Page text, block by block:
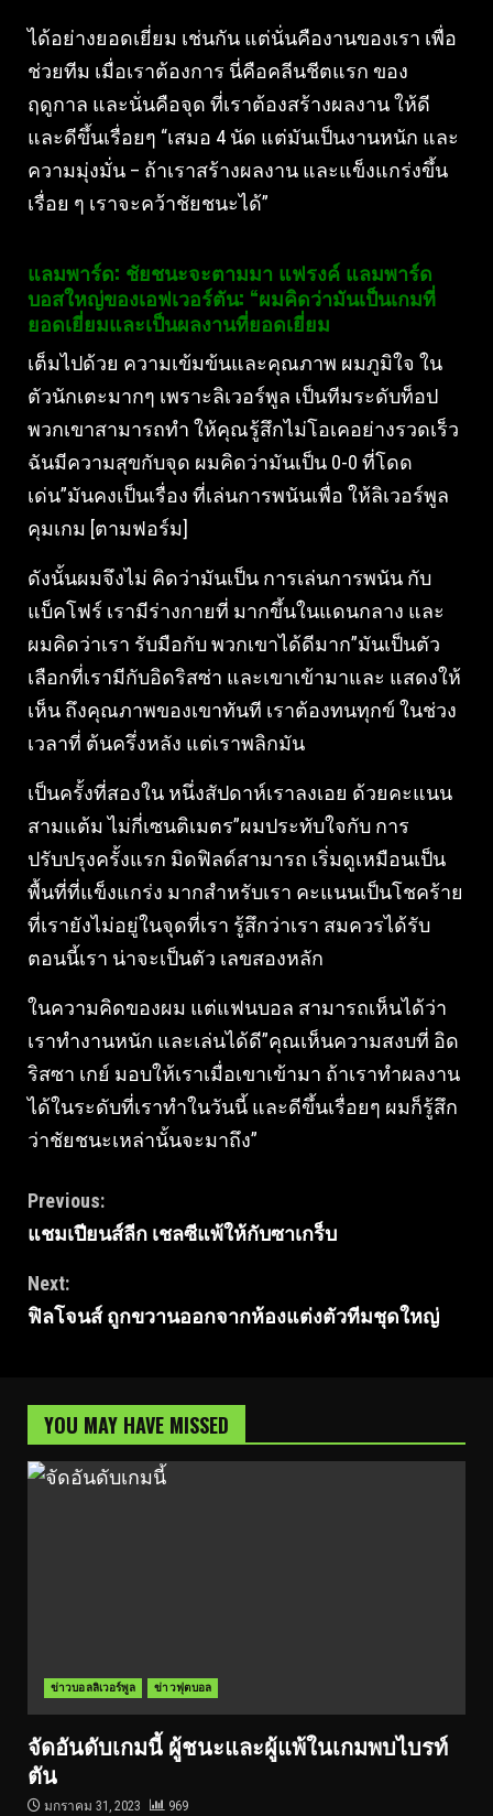
ได้อย่างยอดเยี่ยม เช่นกัน แต่นั่นคืองานของเรา เพื่อ
ช่วยทีม เมื่อเราต้องการ นี่คือคลีนชีตแรก ของ
ฤดูกาล และนั่นคือจุด ที่เราต้องสร้างผลงาน ให้ดี
และดีขึ้นเรื่อยๆ “เสมอ 4 นัด แต่มันเป็นงานหนัก และ
ความมุ่งมั่น – ถ้าเราสร้างผลงาน และแข็งแกร่งขึ้น
เรื่อย ๆ เราจะคว้าชัยชนะได้”
แลมพาร์ด: ชัยชนะจะตามมา แฟรงค์ แลมพาร์ด
บอสใหญ่ของเอฟเวอร์ตัน: “ผมคิดว่ามันเป็นเกมที่
ยอดเยี่ยมและเป็นผลงานที่ยอดเยี่ยม
เต็มไปด้วย ความเข้มข้นและคุณภาพ ผมภูมิใจ ใน
ตัวนักเตะมากๆ เพราะลิเวอร์พูล เป็นทีมระดับท็อป
พวกเขาสามารถทํา ให้คุณรู้สึกไม่โอเคอย่างรวดเร็ว
ฉันมีความสุขกับจุด ผมคิดว่ามันเป็น 0-0 ที่โดด
เด่น”มันคงเป็นเรื่อง ที่เล่นการพนันเพื่อ ให้ลิเวอร์พูล
คุมเกม [ตามฟอร์ม]
ดังนั้นผมจึงไม่ คิดว่ามันเป็น การเล่นการพนัน กับ
แบ็คโฟร์ เรามีร่างกายที่ มากขึ้นในแดนกลาง และ
ผมคิดว่าเรา รับมือกับ พวกเขาได้ดีมาก”มันเป็นตัว
เลือกที่เรามีกับอิดริสซ่า และเขาเข้ามาและ แสดงให้
เห็น ถึงคุณภาพของเขาทันที เราต้องทนทุกข์ ในช่วง
เวลาที่ ต้นครึ่งหลัง แต่เราพลิกมัน
เป็นครั้งที่สองใน หนึ่งสัปดาห์เราลงเอย ด้วยคะแนน
สามแต้ม ไม่กี่เซนติเมตร”ผมประทับใจกับ การ
ปรับปรุงครั้งแรก มิดฟิลด์สามารถ เริ่มดูเหมือนเป็น
พื้นที่ที่แข็งแกร่ง มากสําหรับเรา คะแนนเป็นโชคร้าย
ที่เรายังไม่อยู่ในจุดที่เรา รู้สึกว่าเรา สมควรได้รับ
ตอนนี้เรา น่าจะเป็นตัว เลขสองหลัก
ในความคิดของผม แต่แฟนบอล สามารถเห็นได้ว่า
เราทํางานหนัก และเล่นได้ดี”คุณเห็นความสงบที่ อิด
ริสซา เกย์ มอบให้เราเมื่อเขาเข้ามา ถ้าเราทําผลงาน
ได้ในระดับที่เราทําในวันนี้ และดีขึ้นเรื่อยๆ ผมก็รู้สึก
ว่าชัยชนะเหล่านั้นจะมาถึง”
Continue
Reading
Previous:
แชมเปียนส์ลีก เชลซีแพ้ให้กับซาเกร็บ
Next:
ฟิลโจนส์ ถูกขวานออกจากห้องแต่งตัวทีมชุดใหญ่
YOU MAY HAVE MISSED
ข่าวบอลลิเวอร์พูล ข่าวฟุตบอล
จัดอันดับเกมนี้ ผู้ชนะและผู้แพ้ในเกมพบไบรท์
ตัน
มกราคม 31, 2023 969